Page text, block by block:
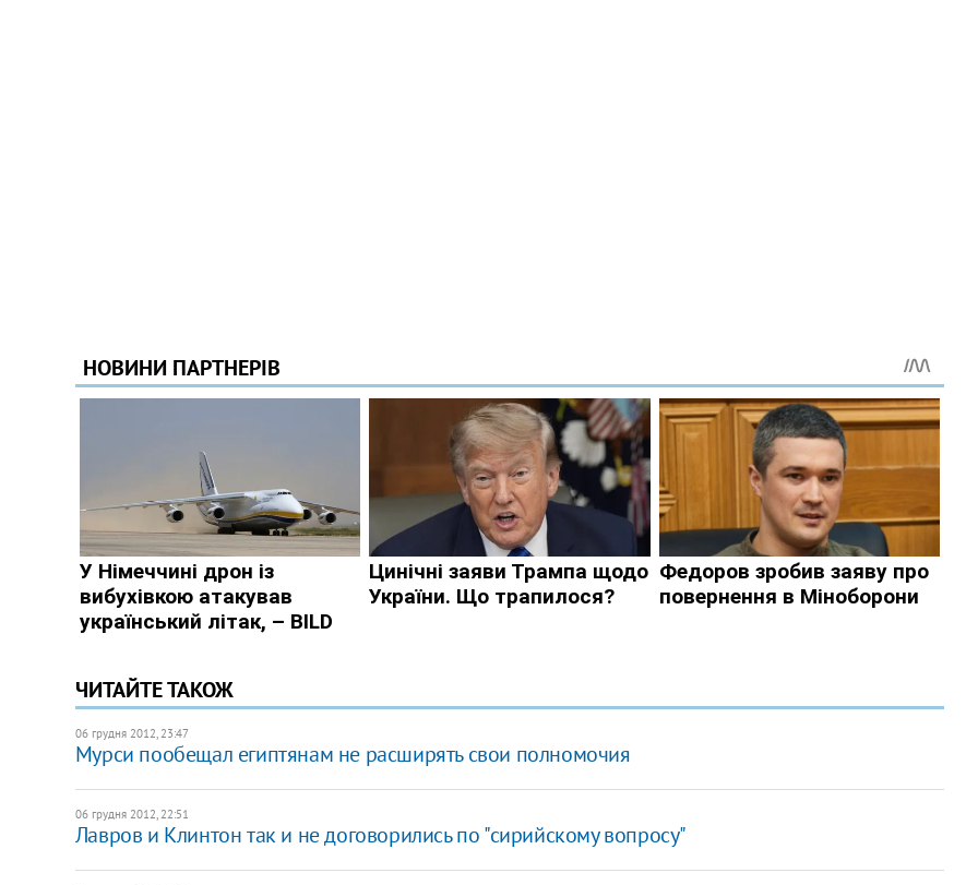
ЧИТАЙТЕ ТАКОЖ
06 грудня 2012, 23:47
Мурси пообещал египтянам не расширять свои полномочия
06 грудня 2012, 22:51
Лавров и Клинтон так и не договорились по "сирийскому вопросу"